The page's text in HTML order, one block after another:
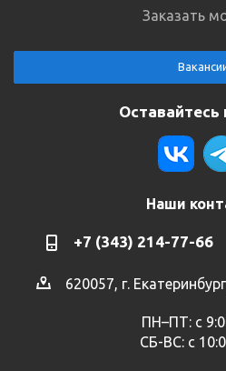
Заказать
Оставайтесь
Наши
+7 (343) 214-77-66
620057, г.
ПН–ПТ: с
СБ-ВС: с